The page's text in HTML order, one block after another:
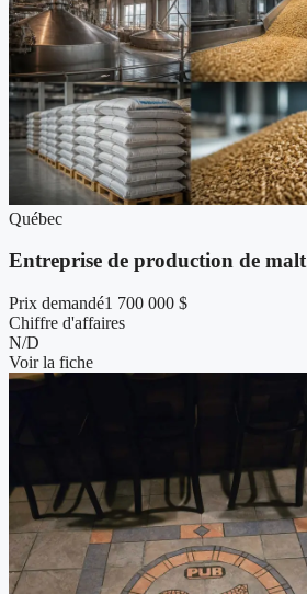
Québec
Entreprise de production de malt
Prix demandé1 700 000 $
Chiffre d'affaires
N/D
Voir la fiche